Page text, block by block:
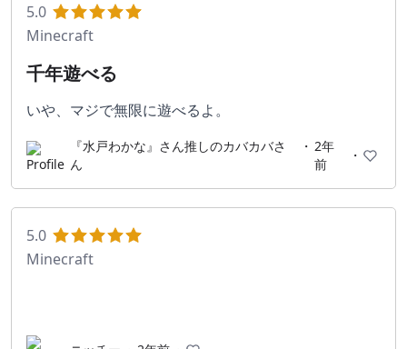
5.0
Minecraft
千年遊べる
いや、マジで無限に遊べるよ。
『水戸わかな』さん推しのカバカバさ
ん
・ 2年
前
・
5.0
Minecraft